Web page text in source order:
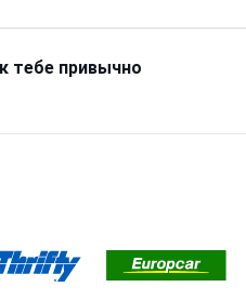
тебе привычно